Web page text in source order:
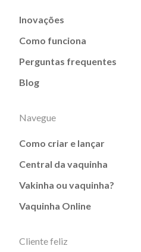
Inovações
Como funciona
Perguntas frequentes
Blog
Navegue
Como criar e lançar
Central da vaquinha
Vakinha ou vaquinha?
Vaquinha Online
Cliente feliz